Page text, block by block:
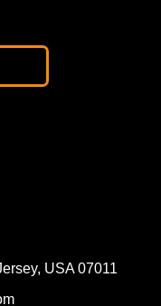
USA 07011